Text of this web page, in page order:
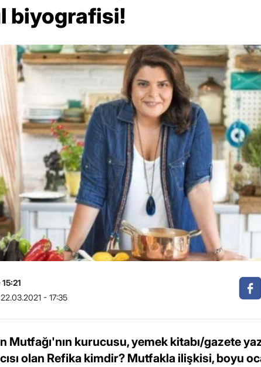
biyografisi!
22.03.2021 - 17:35
Mutfağı'nın kurucusu, yemek kitabı/gazete
olan Refika kimdir? Mutfakla ilişkisi, boyu